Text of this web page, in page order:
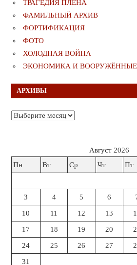
ТРАГЕДИЯ ПЛЕНА
ФАМИЛЬНЫЙ АРХИВ
ФОРТИФИКАЦИЯ
ФОТО
ХОЛОДНАЯ ВОЙНА
ЭКОНОМИКА И
АРХИВЫ
Архивы
Август 2026
Пн
Вт Ср Чт Пт
3 4 5 6
10 11 12 13
17 18 19 20
24 25 26 27
31